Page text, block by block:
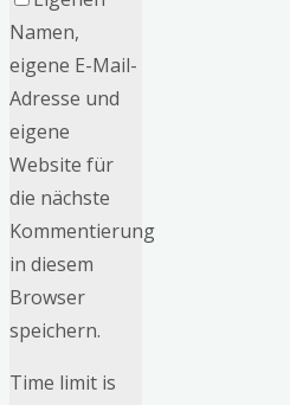
Namen,
eigene E-Mail-
Adresse und
eigene
Website für
die nächste
Kommentierung
in diesem
Browser
speichern.
Time limit is